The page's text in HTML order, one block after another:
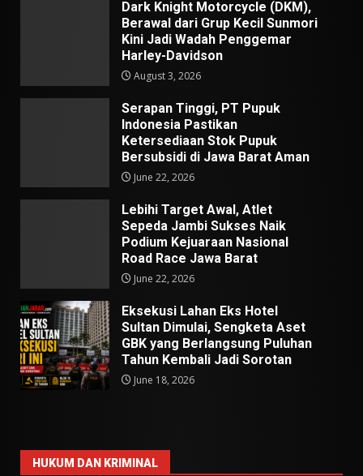
Dark Knight Motorcycle (DKM),
Berawal dari Grup Kecil Sunmori
Kini Jadi Wadah Penggemar
Harley-Davidson
August 3, 2026
Serapan Tinggi, PT Pupuk
Indonesia Pastikan
Ketersediaan Stok Pupuk
Bersubsidi di Jawa Barat Aman
June 22, 2026
Lebihi Target Awal, Atlet
Sepeda Jambi Sukses Naik
Podium Kejuaraan Nasional
Road Race Jawa Barat
June 22, 2026
Eksekusi Lahan Eks Hotel
Sultan Dimulai, Sengketa Aset
GBK yang Berlangsung Puluhan
Tahun Kembali Jadi Sorotan
June 18, 2026
HUKUM DAN KRIMINAL